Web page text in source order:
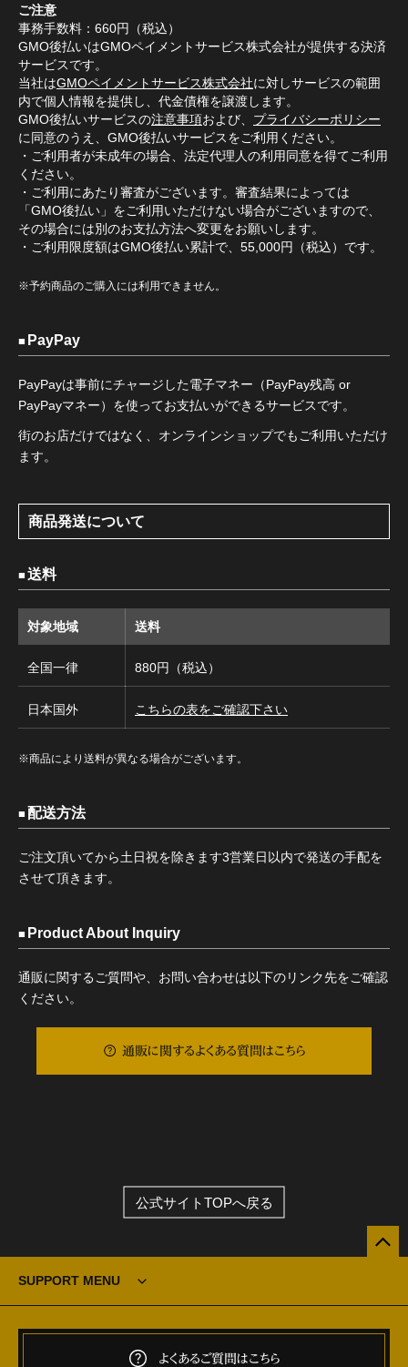
ご注意
事務手数料：660円（税込）
GMO後払いはGMOペイメントサービス株式会社が提供する決済
サービスです。
当社はGMOペイメントサービス株式会社に対しサービスの範囲
内で個人情報を提供し、代金債権を譲渡します。
GMO後払いサービスの注意事項および、 プライバシーポリシー
に同意のうえ、GMO後払いサービスをご利用ください。
・ご利用者が未成年の場合、法定代理人の利用同意を得てご利用
ください。
・ご利用にあたり審査がございます。審査結果によっては
「GMO後払い」をご利用いただけない場合がございますので、
その場合には別のお支払方法へ変更をお願いします。
・ご利用限度額はGMO後払い累計で、55,000円（税込）です。
※予約商品のご購入には利用できません。
PayPay
PayPayは事前にチャージした電子マネー（PayPay残高 or
PayPayマネー）を使ってお支払いができるサービスです。
街のお店だけではなく、オンラインショップでもご利用いただけ
ます。
商品発送について
送料
対象地域 送料
全国一律 880円（税込）
日本国外 こちらの表をご確認下さい
※商品により送料が異なる場合がございます。
配送方法
ご注文頂いてから土日祝を除きます3営業日以内で発送の手配を
させて頂きます。
Product About Inquiry
通販に関するご質問や、お問い合わせは以下のリンク先をご確認
ください。
通販に関するよくある質問はこちら
公式サイトTOPへ戻る
SUPPORT MENU
よくあるご質問はこちら